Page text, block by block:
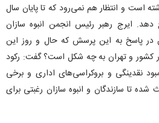
است و انتظار هم نمی‌رود که تا پایان سال
ایرج رهبر رئیس انجمن انبوه سازان
در پاسخ به این پرسش که حال و روز این
و تهران به چه شکل است؟ گفت: رکود
نقدینگی و بروکراسی‌های اداری و برخی
شده تا سازندگان و انبوه سازان رغبتی برای